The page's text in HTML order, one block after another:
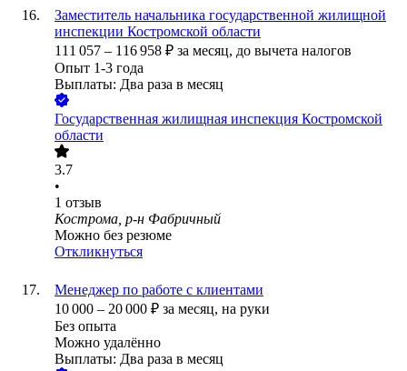
Заместитель начальника государственной жилищной
инспекции Костромской области
111 057 – 116 958 ₽ за месяц, до вычета налогов
Опыт 1-3 года
Выплаты: Два раза в месяц
Государственная жилищная инспекция Костромской
области
3.7
•
1 отзыв
Кострома, р-н Фабричный
Можно без резюме
Откликнуться
Менеджер по работе с клиентами
10 000 – 20 000 ₽ за месяц, на руки
Без опыта
Можно удалённо
Выплаты: Два раза в месяц